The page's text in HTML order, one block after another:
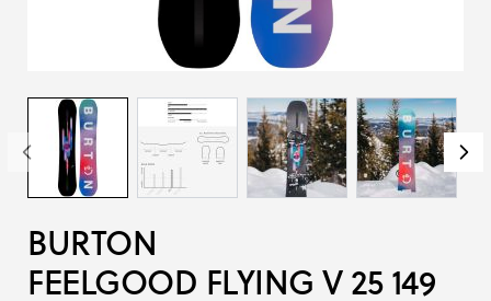
BURTON
FEELGOOD FLYING V 25 149